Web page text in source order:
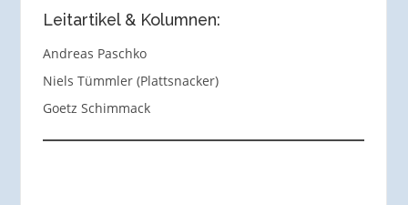
Leitartikel & Kolumnen:
Andreas Paschko
Niels Tümmler (Plattsnacker)
Goetz Schimmack